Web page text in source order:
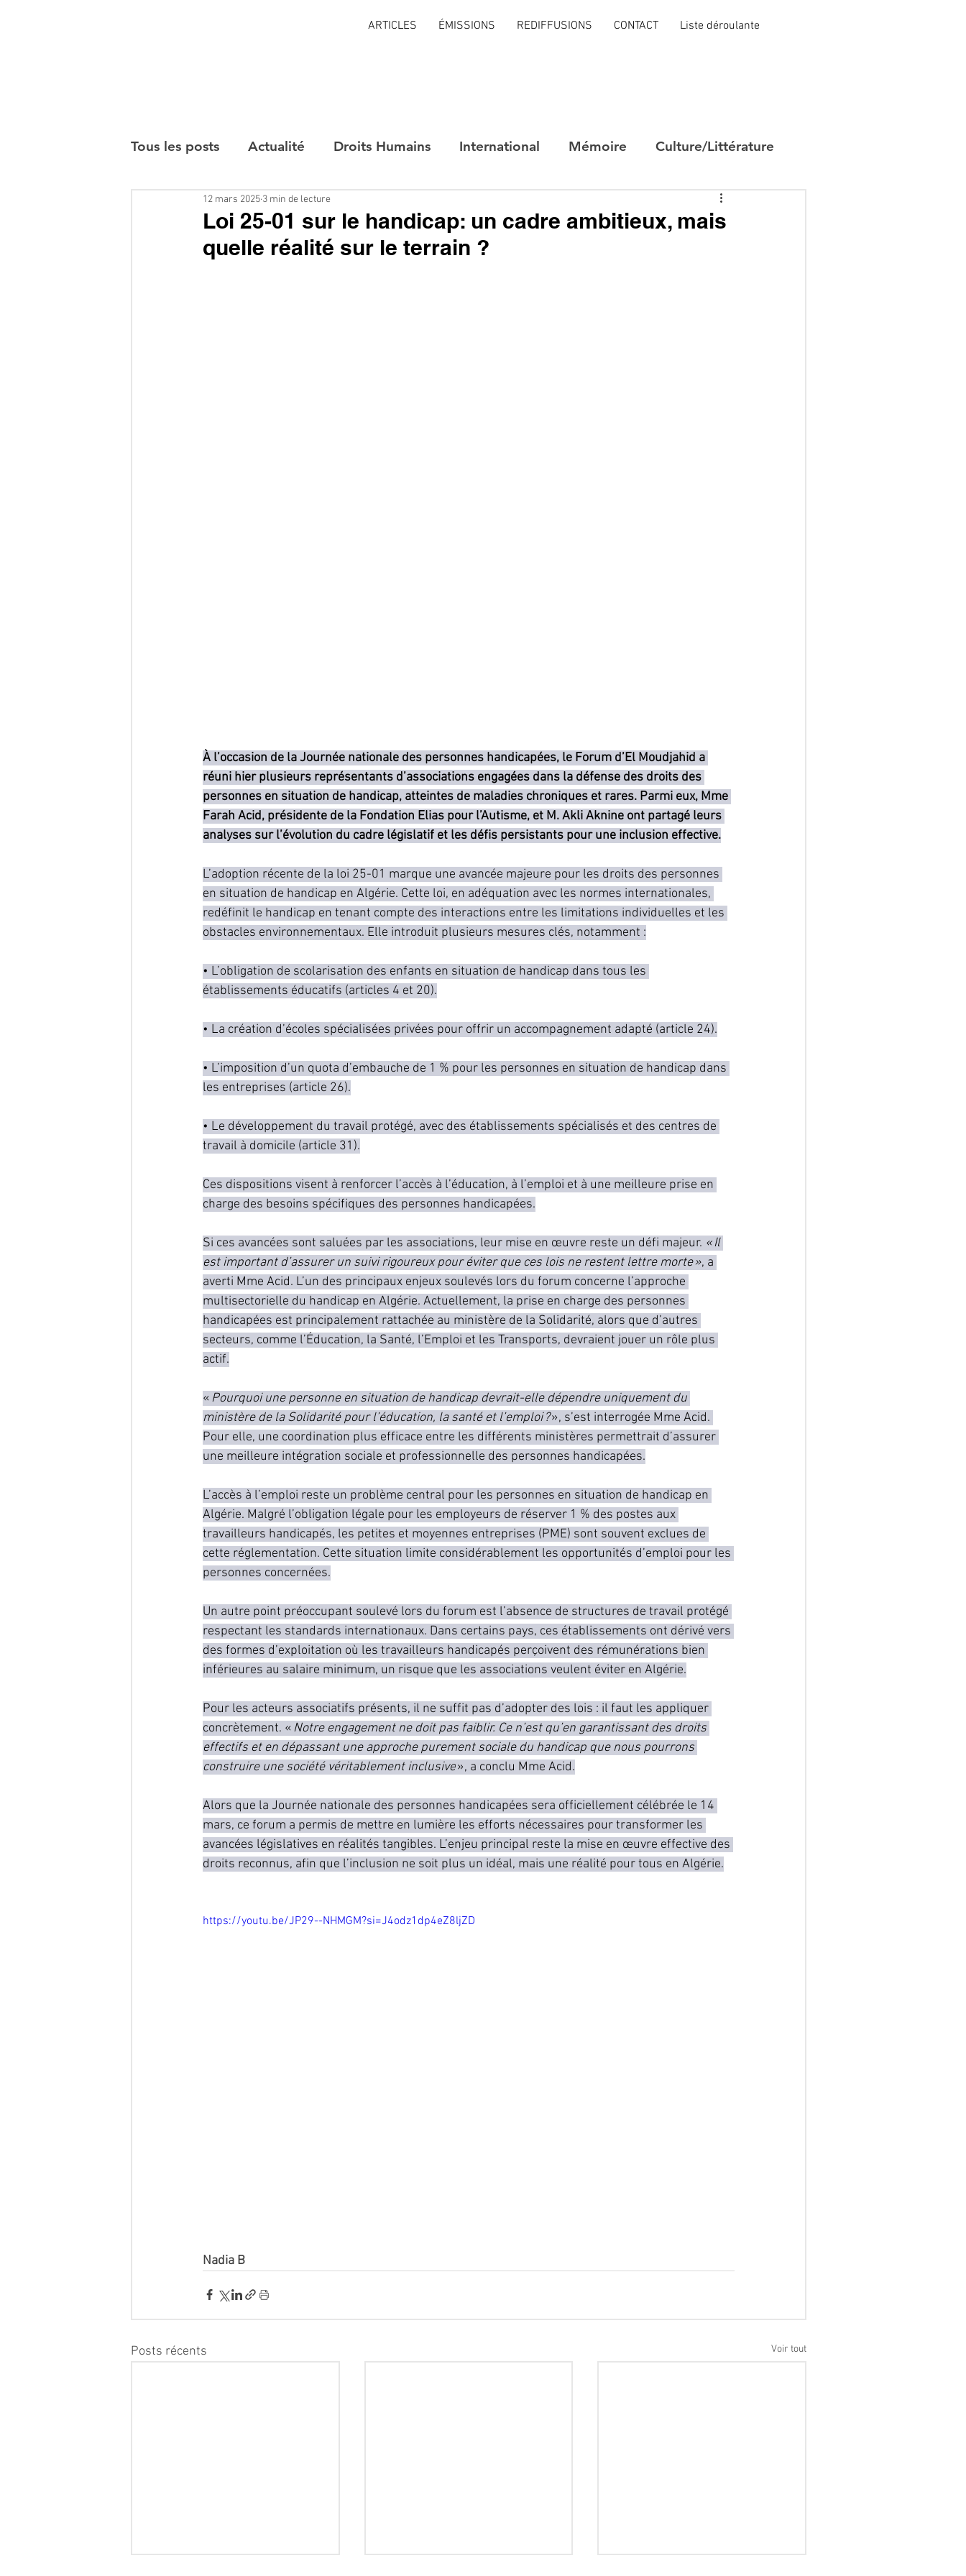
ARTICLES ÉMISSIONS REDIFFUSIONS CONTACT Liste déroulante
Tous les posts Actualité Droits Humains International Mémoire Culture/Littérature
Interviews
Loi 25-01 sur le handicap: un cadre ambitieux, mais
quelle réalité sur le terrain ?
12 mars 2025 3 min de lecture
À l’occasion de la Journée nationale des personnes handicapées, le Forum d’El Moudjahid a
réuni hier plusieurs représentants d’associations engagées dans la défense des droits des
personnes en situation de handicap, atteintes de maladies chroniques et rares. Parmi eux, Mme
Farah Acid, présidente de la Fondation Elias pour l’Autisme, et M. Akli Aknine ont partagé leurs
analyses sur l’évolution du cadre législatif et les défis persistants pour une inclusion effective.
L’adoption récente de la loi 25-01 marque une avancée majeure pour les droits des personnes
en situation de handicap en Algérie. Cette loi, en adéquation avec les normes internationales,
redéfinit le handicap en tenant compte des interactions entre les limitations individuelles et les
obstacles environnementaux. Elle introduit plusieurs mesures clés, notamment :
• L’obligation de scolarisation des enfants en situation de handicap dans tous les
établissements éducatifs (articles 4 et 20).
• La création d’écoles spécialisées privées pour offrir un accompagnement adapté (article 24).
• L’imposition d’un quota d’embauche de 1 % pour les personnes en situation de handicap dans
les entreprises (article 26).
• Le développement du travail protégé, avec des établissements spécialisés et des centres de
travail à domicile (article 31).
Ces dispositions visent à renforcer l’accès à l’éducation, à l’emploi et à une meilleure prise en
charge des besoins spécifiques des personnes handicapées.
Si ces avancées sont saluées par les associations, leur mise en œuvre reste un défi majeur. « Il
est important d’assurer un suivi rigoureux pour éviter que ces lois ne restent lettre morte », a
averti Mme Acid. L’un des principaux enjeux soulevés lors du forum concerne l’approche
multisectorielle du handicap en Algérie. Actuellement, la prise en charge des personnes
handicapées est principalement rattachée au ministère de la Solidarité, alors que d’autres
secteurs, comme l’Éducation, la Santé, l’Emploi et les Transports, devraient jouer un rôle plus
actif.
« Pourquoi une personne en situation de handicap devrait-elle dépendre uniquement du
ministère de la Solidarité pour l’éducation, la santé et l’emploi ? », s’est interrogée Mme Acid.
Pour elle, une coordination plus efficace entre les différents ministères permettrait d’assurer
une meilleure intégration sociale et professionnelle des personnes handicapées.
L’accès à l’emploi reste un problème central pour les personnes en situation de handicap en
Algérie. Malgré l’obligation légale pour les employeurs de réserver 1 % des postes aux
travailleurs handicapés, les petites et moyennes entreprises (PME) sont souvent exclues de
cette réglementation. Cette situation limite considérablement les opportunités d’emploi pour les
personnes concernées.
Un autre point préoccupant soulevé lors du forum est l’absence de structures de travail protégé
respectant les standards internationaux. Dans certains pays, ces établissements ont dérivé vers
des formes d’exploitation où les travailleurs handicapés perçoivent des rémunérations bien
inférieures au salaire minimum, un risque que les associations veulent éviter en Algérie.
Pour les acteurs associatifs présents, il ne suffit pas d’adopter des lois : il faut les appliquer
concrètement. « Notre engagement ne doit pas faiblir. Ce n’est qu’en garantissant des droits
effectifs et en dépassant une approche purement sociale du handicap que nous pourrons
construire une société véritablement inclusive », a conclu Mme Acid.
Alors que la Journée nationale des personnes handicapées sera officiellement célébrée le 14
mars, ce forum a permis de mettre en lumière les efforts nécessaires pour transformer les
avancées législatives en réalités tangibles. L’enjeu principal reste la mise en œuvre effective des
droits reconnus, afin que l’inclusion ne soit plus un idéal, mais une réalité pour tous en Algérie.
https://youtu.be/JP29--NHMGM?si=J4odz1dp4eZ8ljZD
Nadia B
Posts récents Voir tout